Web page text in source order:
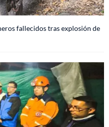
fallecidos tras explosión de